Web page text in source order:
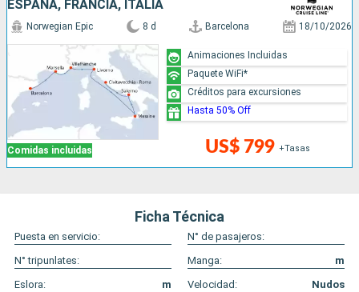
ESPAÑA, FRANCIA, ITALIA
Comidas incluidas
Norwegian Epic 8 d Barcelona 18/10/2026
US$ 799 +Tasas
Animaciones Incluidas
Paquete WiFi*
Créditos para excursiones
Hasta 50% Off
Ficha Técnica
Puesta en servicio:
N° de pasajeros:
N° tripunlates:
Manga:
m
Eslora:
m Velocidad: Nudos